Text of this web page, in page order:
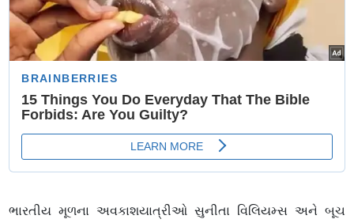
ભારતીય મૂળના અવકાશયાત્રીઓ સુનીતા વિલિયમ્સ અને બૂચ